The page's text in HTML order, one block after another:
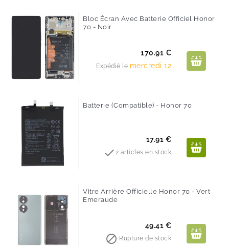
Bloc Écran Avec Batterie Officiel Honor
70 - Noir
Prix
170.91 €
Expédié le mercredi 12
Batterie (Compatible) - Honor 70
Prix
17.91 €
 2 articles en stock
Vitre Arrière Officielle Honor 70 - Vert
Emeraude
Prix
49.41 €
 Rupture de stock